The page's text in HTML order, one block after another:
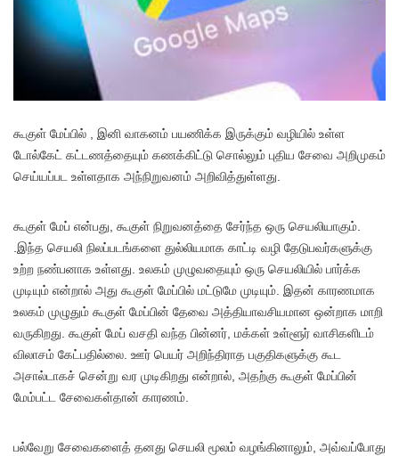
கூகுள் மேப்பில் , இனி வாகனம் பயணிக்க இருக்கும் வழியில் உள்ள
டோல்கேட் கட்டணத்தையும் கணக்கிட்டு சொல்லும் புதிய சேவை அறிமுகம்
செய்யப்பட உள்ளதாக அந்நிறுவனம் அறிவித்துள்ளது.
கூகுள் மேப் என்பது, கூகுள் நிறுவனத்தை சேர்ந்த ஒரு செயலியாகும்.
.இந்த செயலி நிலப்படங்களை துல்லியமாக காட்டி வழி தேடுபவர்களுக்கு
உற்ற நண்பனாக உள்ளது. உலகம் முழுவதையும் ஒரு செயலியில் பார்க்க
முடியும் என்றால் அது கூகுள் மேப்பில் மட்டுமே முடியும். இதன் காரணமாக
உலகம் முழுதும் கூகுள் மேப்பின் தேவை அத்தியாவசியமான ஒன்றாக மாறி
வருகிறது. கூகுள் மேப் வசதி வந்த பின்னர், மக்கள் உள்ளூர் வாசிகளிடம்
விலாசம் கேட்பதில்லை. ஊர் பெயர் அறிந்திராத பகுதிகளுக்கு கூட
அசால்டாகச் சென்று வர முடிகிறது என்றால், அதற்கு கூகுள் மேப்பின்
மேம்பட்ட சேவைகள்தான் காரணம்.
பல்வேறு சேவைகளைத் தனது செயலி மூலம் வழங்கினாலும், அவ்வப்போது